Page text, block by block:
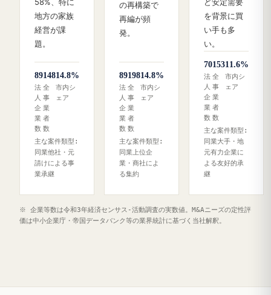
地方の家族
経営が課
題。
89
法
人
企
業
数
148
全
事
業
者
数
14.8%
市内シ
ェア
主な案件類型:
同業他社・元
請けによる事
業承継
の再構築で
再編が頻
発。
89
法
人
企
業
数
198
全
事
業
者
数
14.8%
市内シ
ェア
主な案件類型:
同業上位企
業・商社によ
る集約
を背景に買
い手も多
い。
70
法
人
企
業
数
153
全
事
業
者
数
11.6%
市内シ
ェア
主な案件類型:
同業大手・地
元有力企業に
よる友好的承
継
※ 企業等数は令和3年経済センサス‐活動調査の実数値。M&Aニーズの定性評
価は中小企業庁・帝国データバンク等の業界統計に基づく当社解釈。